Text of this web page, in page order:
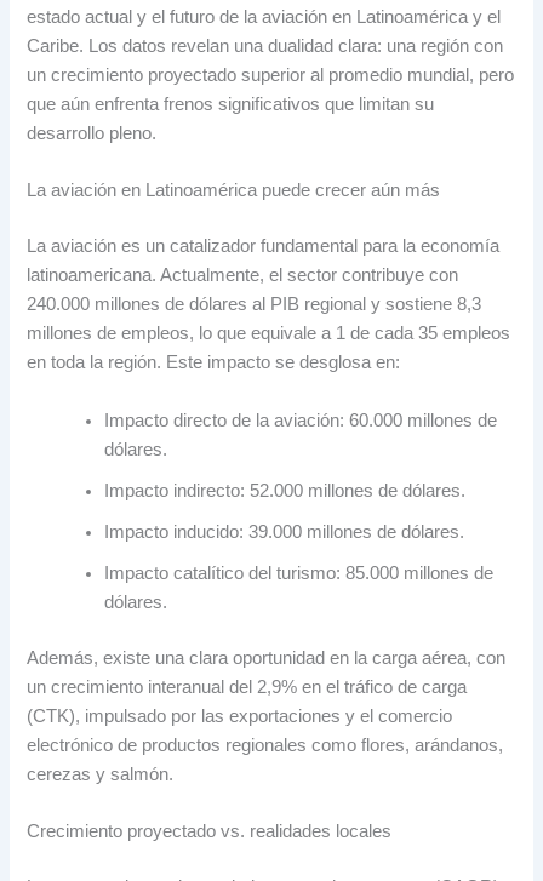
estado actual y el futuro de la aviación en Latinoamérica y el
Caribe. Los datos revelan una dualidad clara: una región con
un crecimiento proyectado superior al promedio mundial, pero
que aún enfrenta frenos significativos que limitan su
desarrollo pleno.
La aviación en Latinoamérica puede crecer aún más
La aviación es un catalizador fundamental para la economía
latinoamericana. Actualmente, el sector contribuye con
240.000 millones de dólares al PIB regional y sostiene 8,3
millones de empleos, lo que equivale a 1 de cada 35 empleos
en toda la región. Este impacto se desglosa en:
Impacto directo de la aviación: 60.000 millones de
dólares.
Impacto indirecto: 52.000 millones de dólares.
Impacto inducido: 39.000 millones de dólares.
Impacto catalítico del turismo: 85.000 millones de
dólares.
Además, existe una clara oportunidad en la carga aérea, con
un crecimiento interanual del 2,9% en el tráfico de carga
(CTK), impulsado por las exportaciones y el comercio
electrónico de productos regionales como flores, arándanos,
cerezas y salmón.
Crecimiento proyectado vs. realidades locales